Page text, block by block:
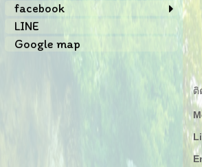
facebook
LINE
Google map
ติ